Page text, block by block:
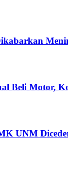
Beli Motor,
UNM